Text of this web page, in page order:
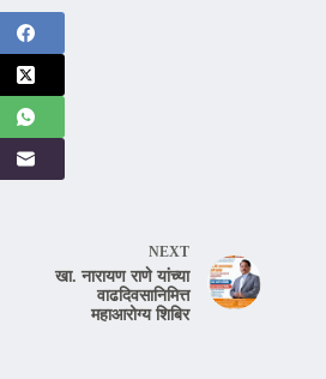
NEXT
खा. नारायण राणे यांच्या
वाढदिवसानिमित्त
महाआरोग्य शिबिर